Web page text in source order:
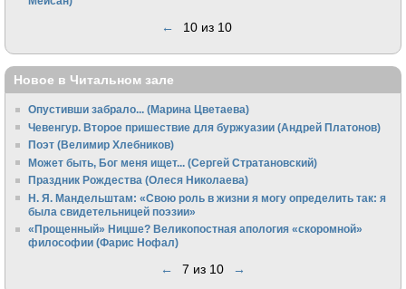
← 10 из 10
Новое в Читальном зале
Опустивши забрало... (Марина Цветаева)
Чевенгур. Второе пришествие для буржуазии (Андрей Платонов)
Поэт (Велимир Хлебников)
Может быть, Бог меня ищет... (Сергей Стратановский)
Праздник Рождества (Олеся Николаева)
Н. Я. Мандельштам: «Свою pоль в жизни я могу опpеделить так: я
была свидетельницей поэзии»
«Прощенный» Ницше? Великопостная апология «скоромной»
философии (Фарис Нофал)
← 7 из 10 →